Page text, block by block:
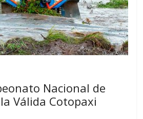
Nacional de
Válida Cotopaxi